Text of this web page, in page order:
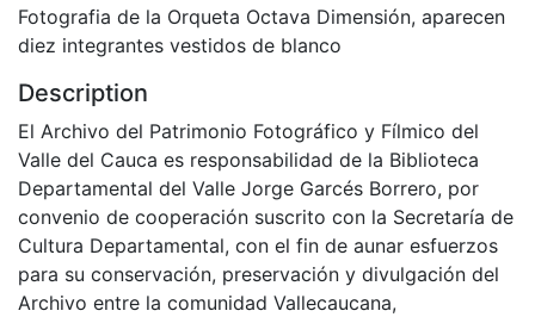
Fotografia de la Orqueta Octava Dimensión, aparecen
diez integrantes vestidos de blanco
Description
El Archivo del Patrimonio Fotográfico y Fílmico del
Valle del Cauca es responsabilidad de la Biblioteca
Departamental del Valle Jorge Garcés Borrero, por
convenio de cooperación suscrito con la Secretaría de
Cultura Departamental, con el fin de aunar esfuerzos
para su conservación, preservación y divulgación del
Archivo entre la comunidad Vallecaucana,